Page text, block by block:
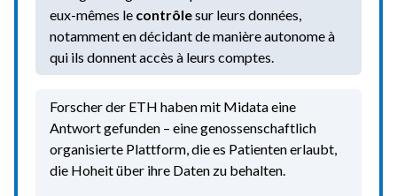
eux-mêmes le contrôlesur leurs données,
notamment en décidant de manière autonome à
qui ils donnent accès à leurs comptes.
Forscher der ETH haben mit Midata eine
Antwort gefunden – eine genossenschaftlich
organisierte Plattform, die es Patienten erlaubt,
die Hoheit über ihre Daten zu behalten.